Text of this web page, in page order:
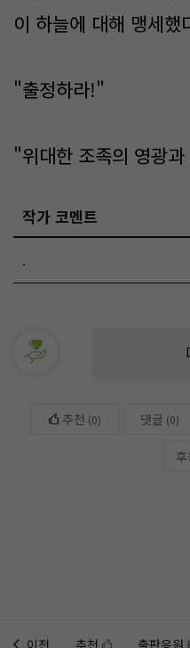
이 하늘에 대해 맹세
"출정하라!"
"위대한 조족의 영광
작가 코멘트
.
추천 (0) 댓글 (0)
이전 추천 출판응원